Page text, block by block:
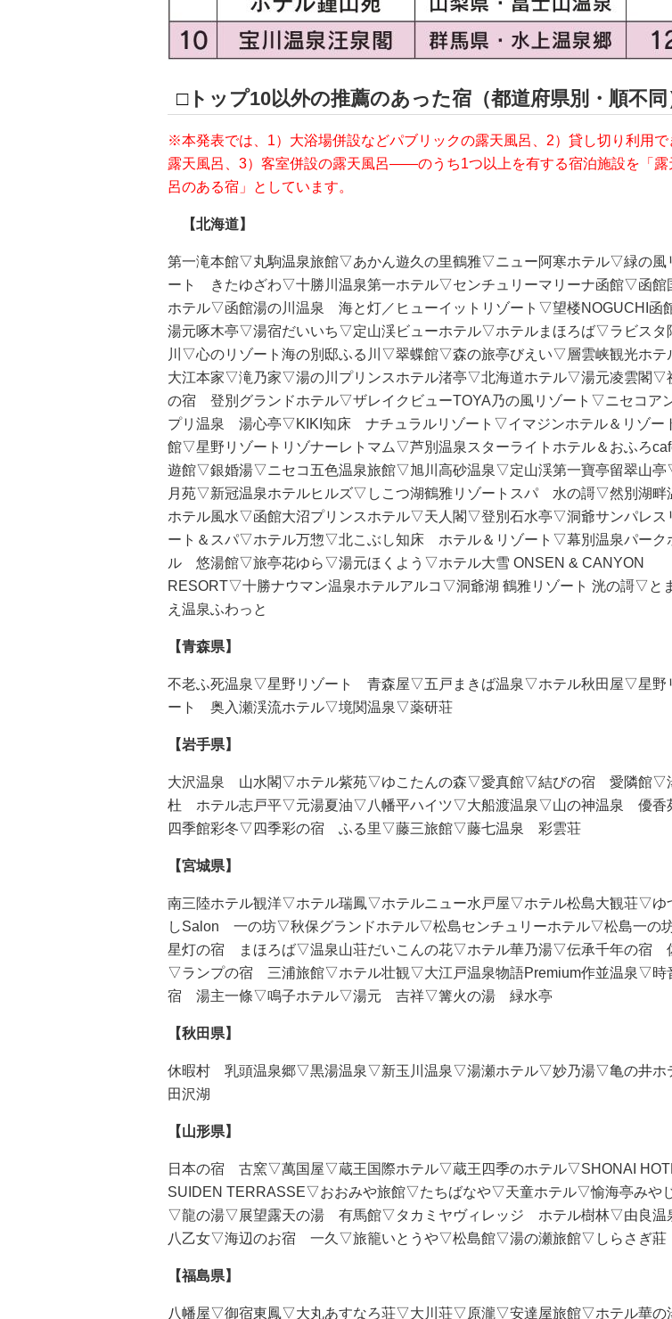
□トップ10以外の推薦のあった宿（都道府県別・順不同
※本発表では、1）大浴場併設などパブリックの露天風呂、2）貸し切り利用で
露天風呂、3）客室併設の露天風呂――のうち1つ以上を有する宿泊施設を「露
呂のある宿」としています。
【北海道】
第一滝本館▽丸駒温泉旅館▽あかん遊久の里鶴雅▽ニュー阿寒ホテル▽緑の風
ート きたゆざわ▽十勝川温泉第一ホテル▽センチュリーマリーナ函館▽函館
ホテル▽函館湯の川温泉 海と灯／ヒューイットリゾート▽望楼NOGUCHI函
湯元啄木亭▽湯宿だいいち▽定山渓ビューホテル▽ホテルまほろば▽ラビスタ
川▽心のリゾート海の別邸ふる川▽翠蝶館▽森の旅亭びえい▽層雲峡観光ホ
大江本家▽滝乃家▽湯の川プリンスホテル渚亭▽北海道ホテル▽湯元凌雲閣▽
の宿 登別グランドホテル▽ザレイクビューTOYA乃の風リゾート▽ニセコア
プリ温泉 湯心亭▽KIKI知床 ナチュラルリゾート▽イマジンホテル＆リゾー
館▽星野リゾートリゾナーレトマム▽芦別温泉スターライトホテル＆おふろ
遊館▽銀婚湯▽ニセコ五色温泉旅館▽旭川高砂温泉▽定山渓第一寶亭留翠山
月苑▽新冠温泉ホテルヒルズ▽しこつ湖鶴雅リゾートスパ 水の謌▽然別湖畔
ホテル風水▽函館大沼プリンスホテル▽天人閣▽登別石水亭▽洞爺サンパレス
ート＆スパ▽ホテル万惣▽北こぶし知床 ホテル＆リゾート▽幕別温泉パーク
ル 悠湯館▽旅亭花ゆら▽湯元ほくよう▽ホテル大雪 ONSEN & CANYON
RESORT▽十勝ナウマン温泉ホテルアルコ▽洞爺湖 鶴雅リゾート 洸の謌▽と
え温泉ふわっと
【青森県】
不老ふ死温泉▽星野リゾート 青森屋▽五戸まきば温泉▽ホテル秋田屋▽星野
ート 奥入瀬渓流ホテル▽境関温泉▽薬研荘
【岩手県】
大沢温泉 山水閣▽ホテル紫苑▽ゆこたんの森▽愛真館▽結びの宿 愛隣館▽
杜 ホテル志戸平▽元湯夏油▽八幡平ハイツ▽大船渡温泉▽山の神温泉 優
四季館彩冬▽四季彩の宿 ふる里▽藤三旅館▽藤七温泉 彩雲荘
【宮城県】
南三陸ホテル観洋▽ホテル瑞鳳▽ホテルニュー水戸屋▽ホテル松島大観荘▽ゆ
しSalon 一の坊▽秋保グランドホテル▽松島センチュリーホテル▽松島一の
星灯の宿 まほろば▽温泉山荘だいこんの花▽ホテル華乃湯▽伝承千年の宿
▽ランプの宿 三浦旅館▽ホテル壮観▽大江戸温泉物語Premium作並温泉▽時
宿 湯主一條▽鳴子ホテル▽湯元 吉祥▽篝火の湯 緑水亭
【秋田県】
休暇村 乳頭温泉郷▽黒湯温泉▽新玉川温泉▽湯瀬ホテル▽妙乃湯▽亀の井ホ
田沢湖
【山形県】
日本の宿 古窯▽萬国屋▽蔵王国際ホテル▽蔵王四季のホテル▽SHONAI
SUIDEN TERRASSE▽おおみや旅館▽たちばなや▽天童ホテル▽愉海亭みや
▽龍の湯▽展望露天の湯 有馬館▽タカミヤヴィレッジ ホテル樹林▽由良
八乙女▽海辺のお宿 一久▽旅籠いとうや▽松島館▽湯の瀬旅館▽しらさぎ莊
【福島県】
八幡屋▽御宿東鳳▽大丸あすなろ荘▽大川荘▽原瀧▽安達屋旅館▽ホテル華